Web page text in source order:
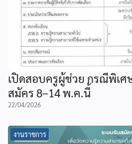
เปิดสอบครูผู้ช่วย กรณีพิเศ
สมัคร 8–14 พ.ค.นี้
22/04/2026
งานราชการ